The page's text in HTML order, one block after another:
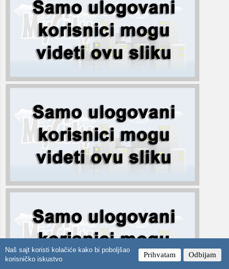
Naš sajt koristi kolačiće kako bi poboljšao
korisničko iskustvo
Prihvatam Odbijam